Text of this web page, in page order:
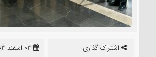
اشتراک گذاری
03 اسفند 1403